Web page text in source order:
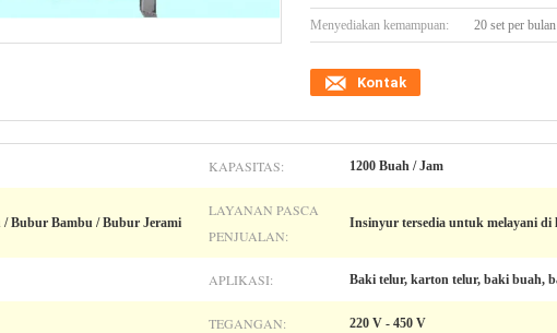
Menyediakan kemampuan: 20 set per bulan
Kontak
KAPASITAS: 1200 Buah / Jam
Bubur Bambu / Bubur Jerami
LAYANAN PASCA
PENJUALAN:
Insinyur tersedia untuk melayani di
APLIKASI: Baki telur, karton telur, baki buah,
TEGANGAN: 220 V - 450 V